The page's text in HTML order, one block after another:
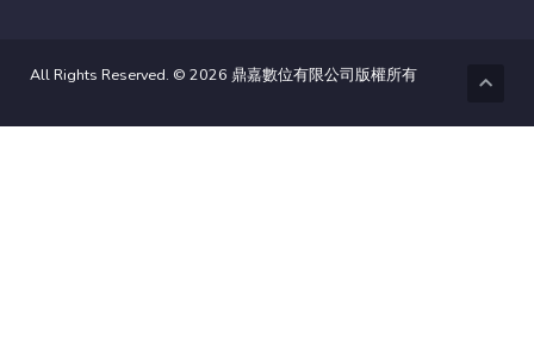
All Rights Reserved. © 2026 鼎嘉數位有限公司版權所有